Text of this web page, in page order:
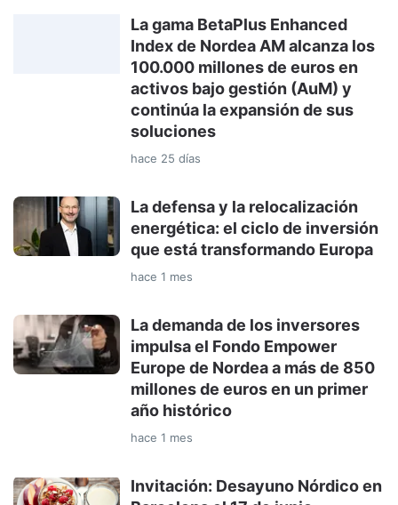
La gama BetaPlus Enhanced
Index de Nordea AM alcanza los
100.000 millones de euros en
activos bajo gestión (AuM) y
continúa la expansión de sus
soluciones
hace 25 días
La defensa y la relocalización
energética: el ciclo de inversión
que está transformando Europa
hace 1 mes
La demanda de los inversores
impulsa el Fondo Empower
Europe de Nordea a más de 850
millones de euros en un primer
año histórico
hace 1 mes
Invitación: Desayuno Nórdico en